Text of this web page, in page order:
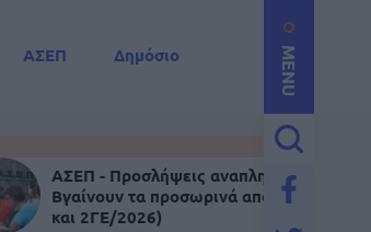
MENU
ΑΣΕΠ
Δημόσιο
ΑΣΕΠ - Προσλήψεις αναπληρωτών:
Βγαίνουν τα προσωρινά αποτελέσματα
και 2ΓΕ/2026)